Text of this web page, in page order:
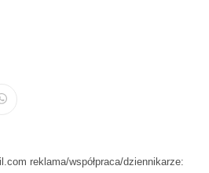
reklama/współpraca/dziennikarze: